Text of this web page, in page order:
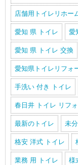
店舗用トイレリホー
愛知 県 トイレ 愛
愛知 県 トイレ 交換
愛知県トイレリフォ
手洗い 付き トイレ
春日井 トイレ リフ
最新のトイレ 未
格安 洋式 トイレ
業務 用 トイレ 様